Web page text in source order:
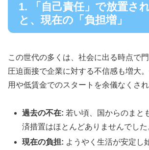
1. 「自己責任」で放置さ
と、現在の「負担増」
この世代の多くは、社会に出る時点で
圧迫面接で企業に対する不信感も増大
用や低賃金でのスタートを余儀なくされ
過去の不在: 若い頃、国からのまと
済措置はほとんどありませんでした
現在の負担: ようやく生活が安定し